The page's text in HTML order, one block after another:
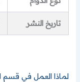
تاريخ النشر
لماذا العمل في